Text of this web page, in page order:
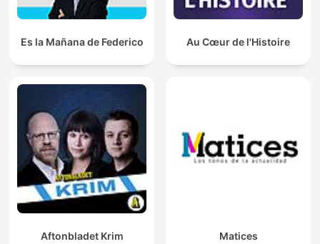
Es la Mañana de Federico Au Cœur de l'Histoire
Aftonbladet Krim Matices